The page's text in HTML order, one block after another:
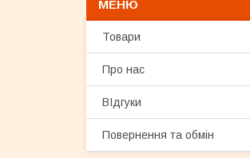
Товари
Про нас
ВІдгуки
Повернення та обмін